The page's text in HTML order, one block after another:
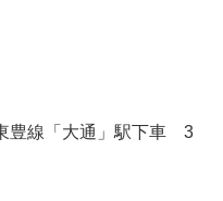
豊線「大通」駅下車 3